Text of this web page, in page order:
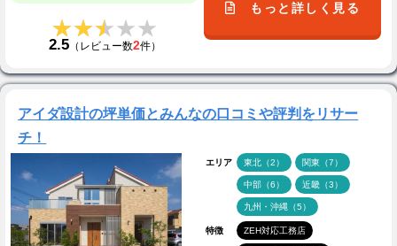
★★★★★
★★★★★
2.5（レビュー数2件）
もっと詳しく見る
アイダ設計の坪単価とみんなの口コミや評判をリサー
チ！
エリア 東北（2） 関東（7）
中部（6） 近畿（3）
九州・沖縄（5）
特徴 ZEH対応工務店